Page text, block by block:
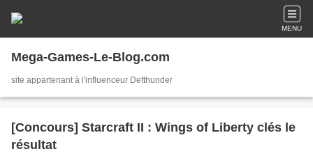
MENU
Mega-Games-Le-Blog.com
site appartenant à l'influenceur Defthunder
[Concours] Starcraft II : Wings of Liberty clés le
résultat